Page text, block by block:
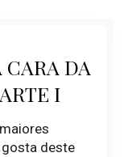
CARA DA
I
deste